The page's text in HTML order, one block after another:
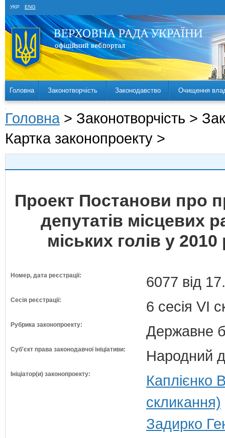
УКР ENG
Головна Законотворчість Законодавство Очищення
Головна > Законотворчість >
Картка законопроекту >
Проект Постанови про
депутатів місцевих
міських голів у
Номер, дата реєстрації: 6077 від
Сесія реєстрації: 6 сесія VI
Рубрика законопроекту: Державне
Суб'єкт права законодавчої ініціативи: Народний
Ініціатор(и) законопроекту:
Каплієнко
скликання)
Задирко